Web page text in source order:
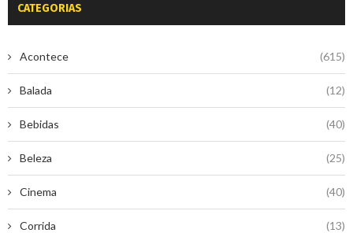
CATEGORIAS
Acontece (615)
Balada (12)
Bebidas (40)
Beleza (25)
Cinema (40)
Corrida (13)